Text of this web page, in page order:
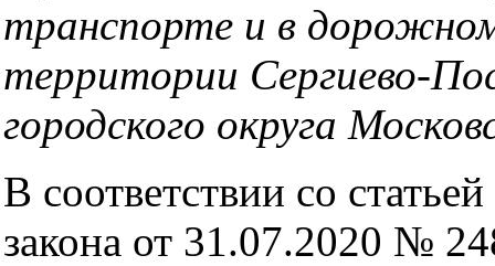
транспорте и в
территории Сергиево-
городского округа
В соответствии со
закона от 31.07.2020 №